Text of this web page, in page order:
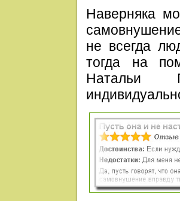
Наверняка
не всегда
тогда на
Натальи